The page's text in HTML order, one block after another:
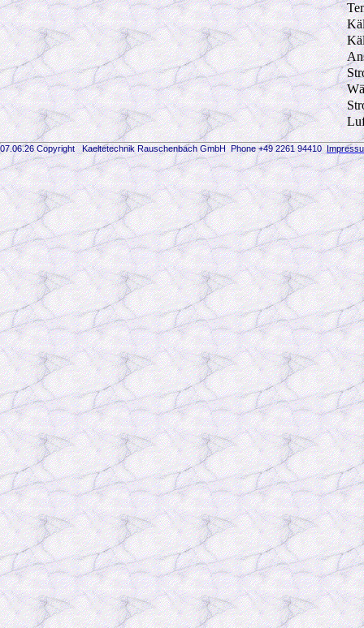
07.06.26 Copyright Kaeltetechnik Rauschenbach GmbHPhone +49 2261 94410